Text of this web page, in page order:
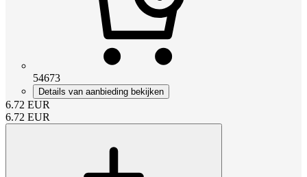
54673
Details van aanbieding bekijken
6.72 EUR
6.72 EUR